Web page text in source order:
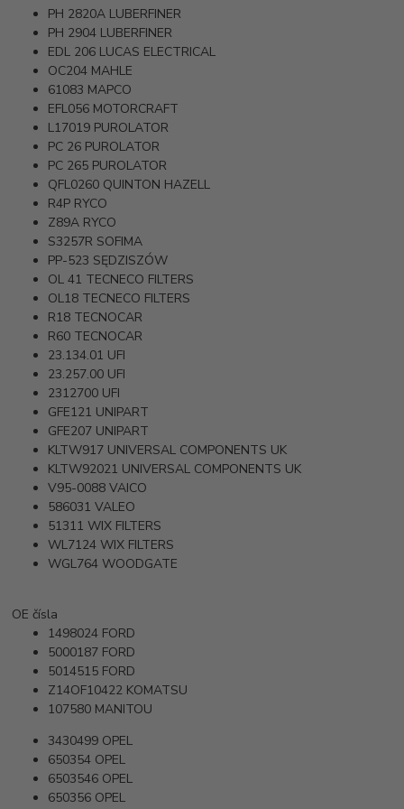
PH 2820A LUBERFINER
PH 2904 LUBERFINER
EDL 206 LUCAS ELECTRICAL
OC204 MAHLE
61083 MAPCO
EFL056 MOTORCRAFT
L17019 PUROLATOR
PC 26 PUROLATOR
PC 265 PUROLATOR
QFL0260 QUINTON HAZELL
R4P RYCO
Z89A RYCO
S3257R SOFIMA
PP-523 SĘDZISZÓW
OL 41 TECNECO FILTERS
OL18 TECNECO FILTERS
R18 TECNOCAR
R60 TECNOCAR
23.134.01 UFI
23.257.00 UFI
2312700 UFI
GFE121 UNIPART
GFE207 UNIPART
KLTW917 UNIVERSAL COMPONENTS UK
KLTW92021 UNIVERSAL COMPONENTS UK
V95-0088 VAICO
586031 VALEO
51311 WIX FILTERS
WL7124 WIX FILTERS
WGL764 WOODGATE
OE čísla
1498024 FORD
5000187 FORD
5014515 FORD
Z14OF10422 KOMATSU
107580 MANITOU
3430499 OPEL
650354 OPEL
6503546 OPEL
650356 OPEL